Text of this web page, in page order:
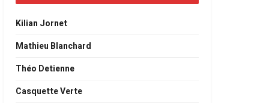
Kilian Jornet
Mathieu Blanchard
Théo Detienne
Casquette Verte